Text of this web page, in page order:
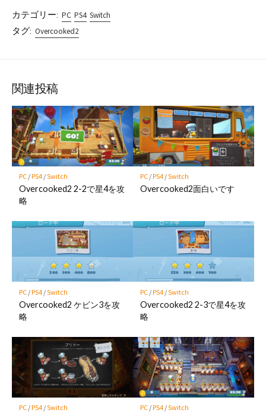
カテゴリー: PC PS4 Switch
タグ: Overcooked2
関連投稿
PC/PS4/Switch
Overcooked2 2-2で星4を攻
略
PC/PS4/Switch
Overcooked2面白いです
PC/PS4/Switch
Overcooked2 ケビン3を攻
略
PC/PS4/Switch
Overcooked2 2-3で星4を攻
略
PC/PS4/Switch PC/PS4/Switch